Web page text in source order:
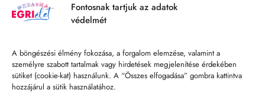
Fontosnak tartjuk az adatok
védelmét
A böngészési élmény fokozása, a forgalom elemzése, valamint a
személyre szabott tartalmak vagy hirdetések megjelenítése érdekében
sütiket (cookie-kat) használunk. A “Összes elfogadása” gombra kattintva
hozzájárul a sütik használatához.